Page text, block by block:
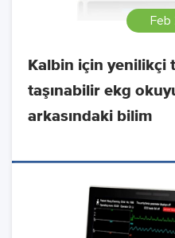
Feb
Kalbin için yenilikçi
taşınabilir ekg
arkasındaki bilim